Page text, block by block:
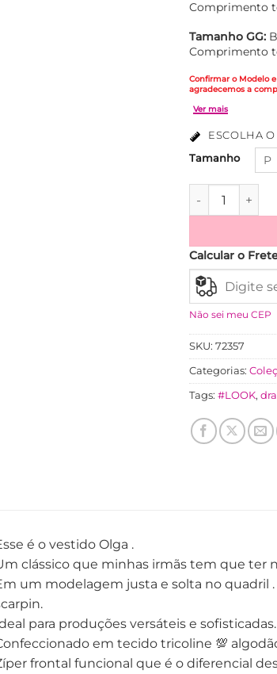
Comprimento
Tamanho GG:
Comprimento
Confirmar o Modelo
agradecemos a
ESCOLHA
Tamanho P
Vestido Olga
Calcular o
Não sei meu CEP
SKU: 72357
Categorias:
Tags: #LOOK,
é o vestido Olga .
clássico que minhas irmãs tem que ter
um modelagem justa e solta no quadril
para produções versáteis e sofisticadas.
em tecido tricoline 💯
frontal funcional que é o diferencial